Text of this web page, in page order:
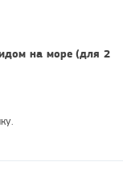
на море (для 2